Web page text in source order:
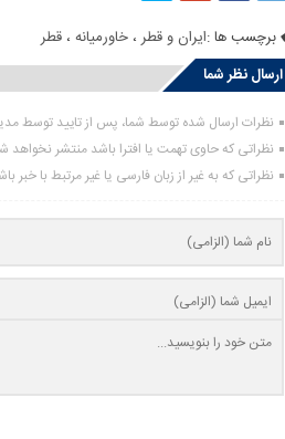
برچسب ها :ایران و قطر ،خاورمیانه ،قطر
ارسال نظر شما
نظرات ارسال شده توسط شما، پس از تایید توسط
نظراتی که حاوی تهمت یا افترا باشد منتشر نخواهد
نظراتی که به غیر از زبان فارسی یا غیر مرتبط با